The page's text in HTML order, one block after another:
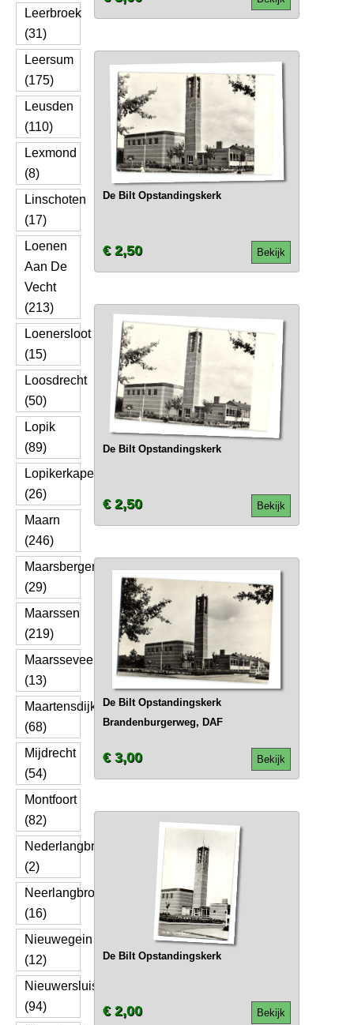
Leerbroek
(31)
Leersum
(175)
Leusden
(110)
Lexmond
(8)
Linschoten
(17)
Loenen
Aan De
Vecht
(213)
Loenersloot
(15)
Loosdrecht
(50)
Lopik
(89)
Lopikerkapel
(26)
Maarn
(246)
Maarsbergen
(29)
Maarssen
(219)
Maarsseveen
(13)
Maartensdijk
(68)
Mijdrecht
(54)
Montfoort
(82)
Nederlangbroek
(2)
Neerlangbroek
(16)
Nieuwegein
(12)
Nieuwersluis
(94)
De Bilt Opstandingskerk
Bekijk
€ 2,50
De Bilt Opstandingskerk
Bekijk
€ 2,50
De Bilt Opstandingskerk
Brandenburgerweg, DAF
Bekijk
€ 3,00
De Bilt Opstandingskerk
Bekijk
€ 2,00